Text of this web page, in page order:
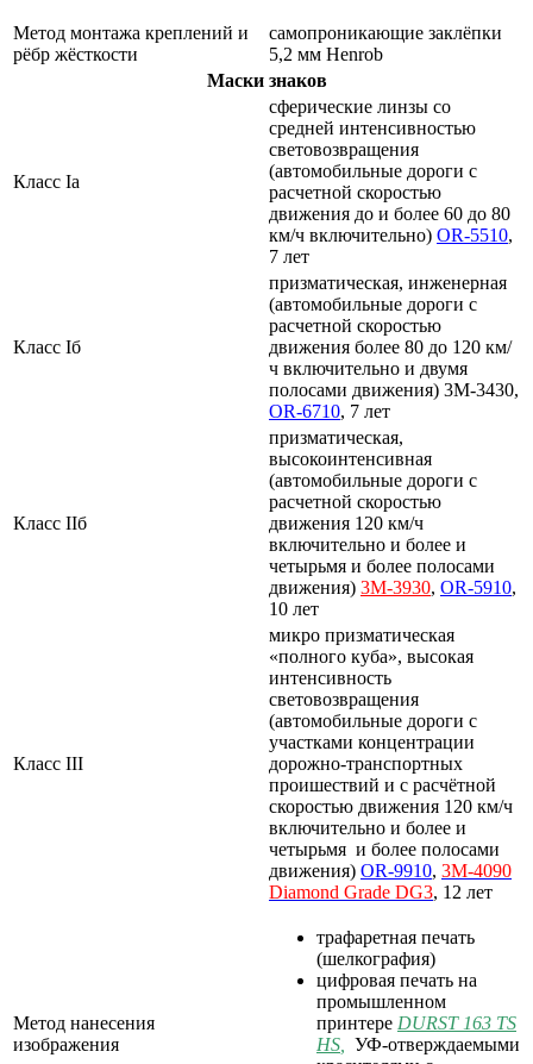
Метод монтажа креплений и
рёбр жёсткости
самопроникающие заклёпки
5,2 мм Henrob
Маски знаков
Класс Ia
сферические линзы со
средней интенсивностью
световозвращения
(автомобильные дороги с
расчетной скоростью
движения до и более 60 до 80
км/ч включительно) OR-5510,
7 лет
Класс Iб
призматическая, инженерная
(автомобильные дороги с
расчетной скоростью
движения более 80 до 120 км/
ч включительно и двумя
полосами движения) 3M-3430,
OR-6710, 7 лет
Класс IIб
призматическая,
высокоинтенсивная
(автомобильные дороги с
расчетной скоростью
движения 120 км/ч
включительно и более и
четырьмя и более полосами
движения) 3M-3930, OR-5910,
10 лет
Класс III
микро призматическая
«полного куба», высокая
интенсивность
световозвращения
(автомобильные дороги с
участками концентрации
дорожно-транспортных
проишествий и с расчётной
скоростью движения 120 км/ч
включительно и более и
четырьмя и более полосами
движения) OR-9910, 3M-4090
Diamond Grade DG3, 12 лет
Метод нанесения
изображения
трафаретная печать
(шелкография)
цифровая печать на
промышленном
принтере DURST 163 TS
HS
УФ-отверждаемыми